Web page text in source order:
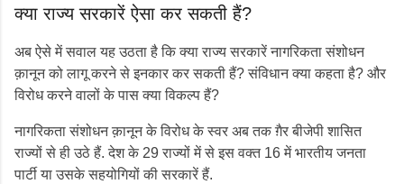
क्या राज्य सरकारें ऐसा कर सकती हैं?
अब ऐसे में सवाल यह उठता है कि क्या राज्य सरकारें नागरिकता संशोधन
क़ानून को लागू करने से इनकार कर सकती हैं? संविधान क्या कहता है? और
विरोध करने वालों के पास क्या विकल्प हैं?
नागरिकता संशोधन क़ानून के विरोध के स्वर अब तक ग़ैर बीजेपी शासित
राज्यों से ही उठे हैं. देश के 29 राज्यों में से इस वक्त 16 में भारतीय जनता
पार्टी या उसके सहयोगियों की सरकारें हैं.